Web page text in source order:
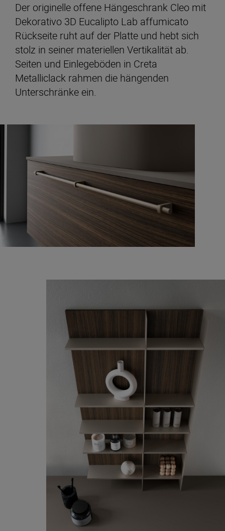
Der originelle offene Hängeschrank Cleo mit
Dekorativo 3D Eucalipto Lab affumicato
Rückseite ruht auf der Platte und hebt sich
stolz in seiner materiellen Vertikalität ab.
Seiten und Einlegeböden in Creta
Metalliclack rahmen die hängenden
Unterschränke ein.